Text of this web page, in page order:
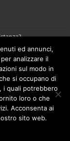
Bertaggia |
|
ed annunci,
analizzare il
sul modo in
si occupano di
i quali potrebbero
loro o che
Acconsenta ai
sito web.